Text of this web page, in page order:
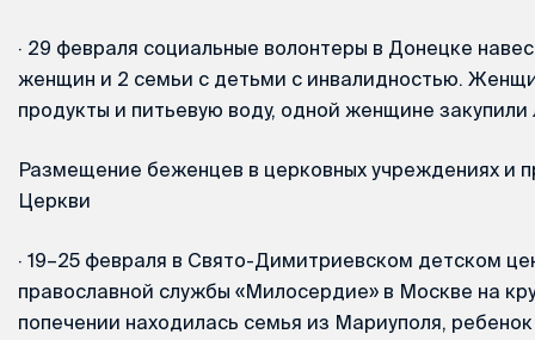
· 29 февраля социальные волонтеры в Донецке
женщин и 2 семьи с детьми с инвалидностью.
продукты и питьевую воду, одной женщине закупили
Размещение беженцев в церковных учреждениях и
Церкви
· 19–25 февраля в Свято-Димитриевском детском
православной службы «Милосердие» в Москве на
попечении находилась семья из Мариуполя,